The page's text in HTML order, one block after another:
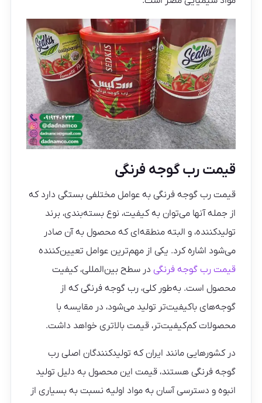
قیمت رب گوجه فرنگی
قیمت رب گوجه فرنگی به عوامل مختلفی بستگی دارد که
از جمله آنها می‌توان به کیفیت، نوع بسته‌بندی، برند
تولیدکننده، و البته منطقه‌ای که محصول به آن صادر
می‌شود اشاره کرد. یکی از مهم‌ترین عوامل تعیین‌کننده
قیمت رب گوجه فرنگی در سطح بین‌المللی، کیفیت
محصول است. به‌طور کلی، رب گوجه فرنگی که از
گوجه‌های باکیفیت‌تر تولید می‌شود، در مقایسه با
محصولات کم‌کیفیت‌تر، قیمت بالاتری خواهد داشت.
در کشورهایی مانند ایران که تولیدکنندگان اصلی رب
گوجه فرنگی هستند، قیمت این محصول به دلیل تولید
انبوه و دسترسی آسان به مواد اولیه نسبت به بسیاری از